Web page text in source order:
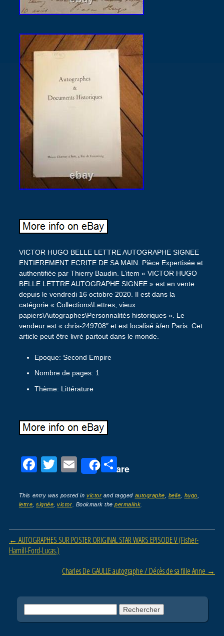
VICTOR HUGO BELLE LETTRE AUTOGRAPHE SIGNEE
ENTIEREMENT ECRITE DE SA MAIN. Pièce Expertisée et
authentifiée par Thierry Baudin. L’item « VICTOR HUGO
BELLE LETTRE AUTOGRAPHE SIGNEE » est en vente
depuis le vendredi 16 octobre 2020. Il est dans la
catégorie « Collections\Lettres, vieux
papiers\Autographes\Personnalités historiques ». Le
vendeur est « chris-249708″ et est localisé à/en Paris. Cet
article peut être livré partout dans le monde.
Epoque: Second Empire
Nombre de pages: 1
Thème: Littérature
F
c
e
b
o
o
T
tt
er
E
ail
Share
P
ta
g
er
This entry was posted invictor and tagged autographe belle hugo
lettre ,signée ,victor . Bookmark thepermalink
Post navigation
← AUTOGRAPHES SUR POSTER ORIGINAL STAR WARS EPISODE V (Fisher-
Hamill-Ford-Lucas.)
Charles De GAULLE autographe / Décès de sa fille Anne →